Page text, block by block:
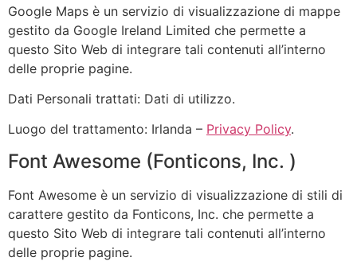
Google Maps è un servizio di visualizzazione di mappe
gestito da Google Ireland Limited che permette a
questo Sito Web di integrare tali contenuti all’interno
delle proprie pagine.
Dati Personali trattati: Dati di utilizzo.
Luogo del trattamento: Irlanda – Privacy Policy.
Font Awesome (Fonticons, Inc. )
Font Awesome è un servizio di visualizzazione di stili di
carattere gestito da Fonticons, Inc. che permette a
questo Sito Web di integrare tali contenuti all’interno
delle proprie pagine.